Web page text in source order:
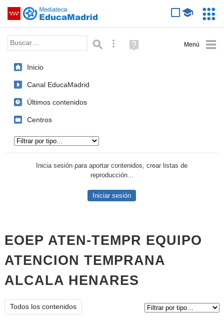
Saltar navegación
Palabra o frase: Búsqueda avanzada
Ayuda
(en
Inicio
Canal EducaMadrid
Últimos contenidos
Centros
Inicia sesión para aportar contenidos, crear listas de
reproducción...
Iniciar sesión
EOEP ATEN-TEMPR EQUIPO
ATENCION TEMPRANA
ALCALA HENARES
Todos los contenidos